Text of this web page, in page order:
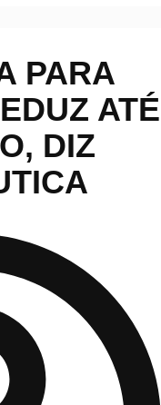
PARA
ATÉ
DIZ